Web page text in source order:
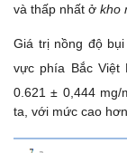
và thấp nhất ở kho
Giá trị nồng độ
vực phía Bắc Việt
0.621 ± 0,444 mg/
ta, với mức cao